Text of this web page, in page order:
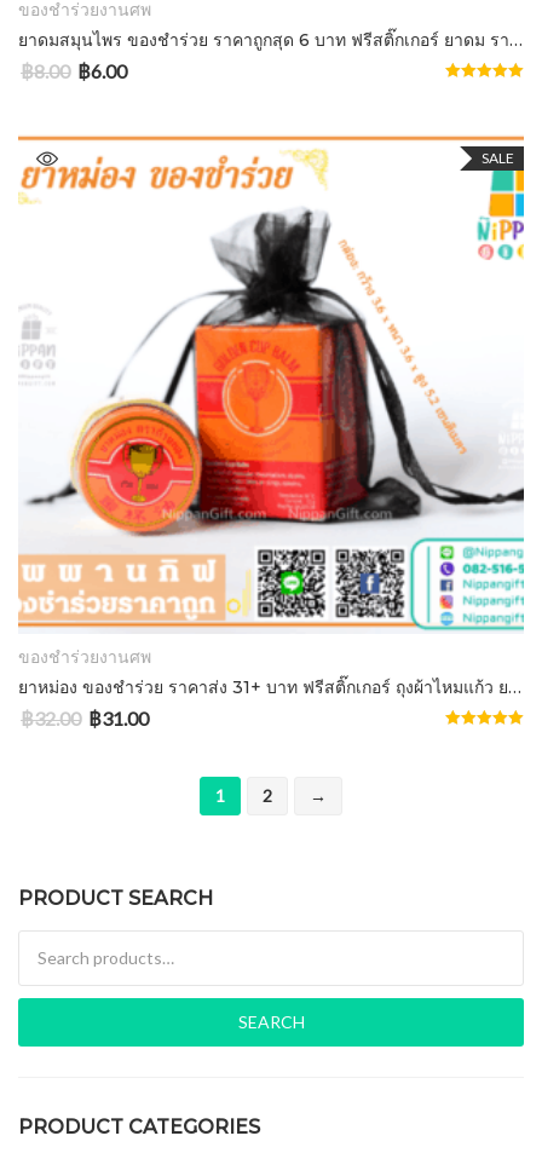
ของชำร่วยงานศพ
ยาดมสมุนไพร ของชำร่วย ราคาถูกสุด 6 บาท ฟรีสติ๊กเกอร์ ยาดม ราคาส่ง
฿8.00 ฿6.00
SALE
ADD TO CART
ของชำร่วยงานศพ
ยาหม่อง ของชําร่วย ราคาส่ง 31+ บาท ฟรีสติ๊กเกอร์ ถุงผ้าไหมแก้ว ยาหม่องตราถ้วยทอง
฿32.00 ฿31.00
1 2 →
PRODUCT SEARCH
SEARCH
PRODUCT CATEGORIES